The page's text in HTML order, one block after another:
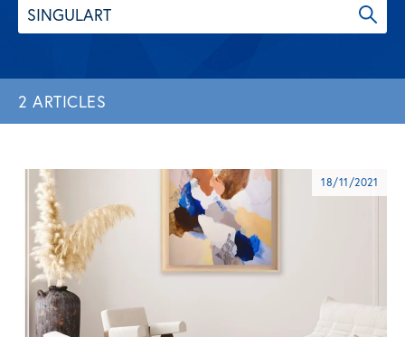
2 ARTICLES
18/11/2021